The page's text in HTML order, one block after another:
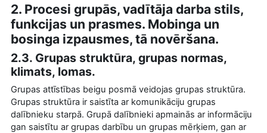
2. Procesi grupās, vadītāja darba stils,
funkcijas un prasmes. Mobinga un
bosinga izpausmes, tā novēršana.
2.3. Grupas struktūra, grupas normas,
klimats, lomas.
Grupas attīstības beigu posmā veidojas grupas struktūra.
Grupas struktūra ir saistīta ar komunikāciju grupas
dalībnieku starpā. Grupā dalībnieki apmainās ar informāciju
gan saistītu ar grupas darbību un grupas mērķiem, gan ar